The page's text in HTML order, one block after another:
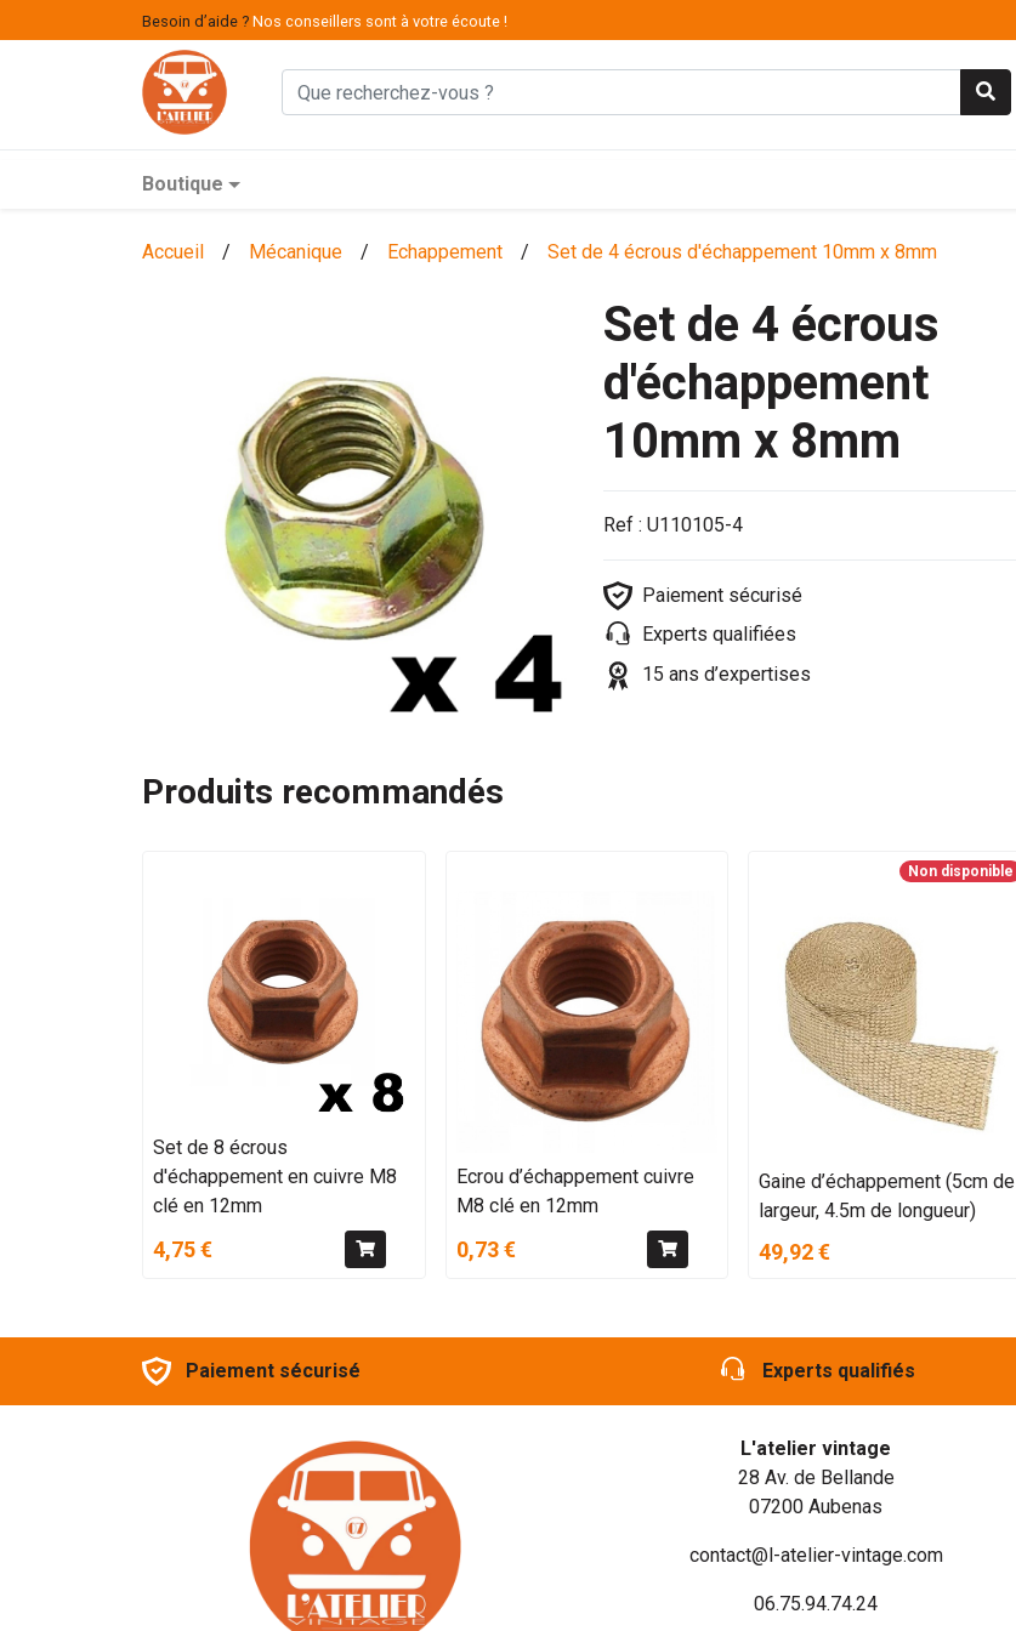
Besoin d’aide ? Nos conseillers sont à votre écoute !
Boutique
Accueil / Mécanique / Echappement / Set de 4 écrous d'échappement 10mm x 8mm
Set de 4 écrous
d'échappement
10mm x 8mm
Ref : U110105-4
Paiement sécurisé
Experts qualifiées
15 ans d’expertises
Produits recommandés
Set de 8 écrous
d'échappement en cuivre M8
clé en 12mm
4,75 €
Ecrou d’échappement cuivre
M8 clé en 12mm
0,73 €
Non disponible
Gaine d’échappement (5cm de
largeur, 4.5m de longueur)
49,92 €
Paiement sécurisé Experts qualifiés
L'atelier vintage
28 Av. de Bellande
07200 Aubenas
contact@l-atelier-vintage.com
06.75.94.74.24